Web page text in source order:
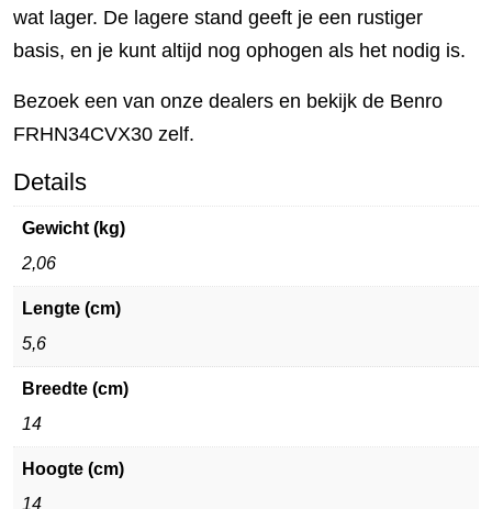
wat lager. De lagere stand geeft je een rustiger
basis, en je kunt altijd nog ophogen als het nodig is.
Bezoek een van onze dealers en bekijk de Benro
FRHN34CVX30 zelf.
Details
Gewicht (kg)
2,06
Lengte (cm)
5,6
Breedte (cm)
14
Hoogte (cm)
14